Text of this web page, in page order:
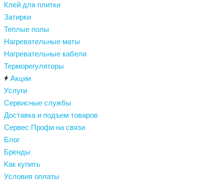
Клей для плитки
Затирки
Теплые полы
Нагревательные маты
Нагревательные кабели
Терморегуляторы
Акции
Услуги
Сервисные службы
Доставка и подъем товаров
Сервес Профи на связи
Блог
Бренды
Как купить
Условия оплаты